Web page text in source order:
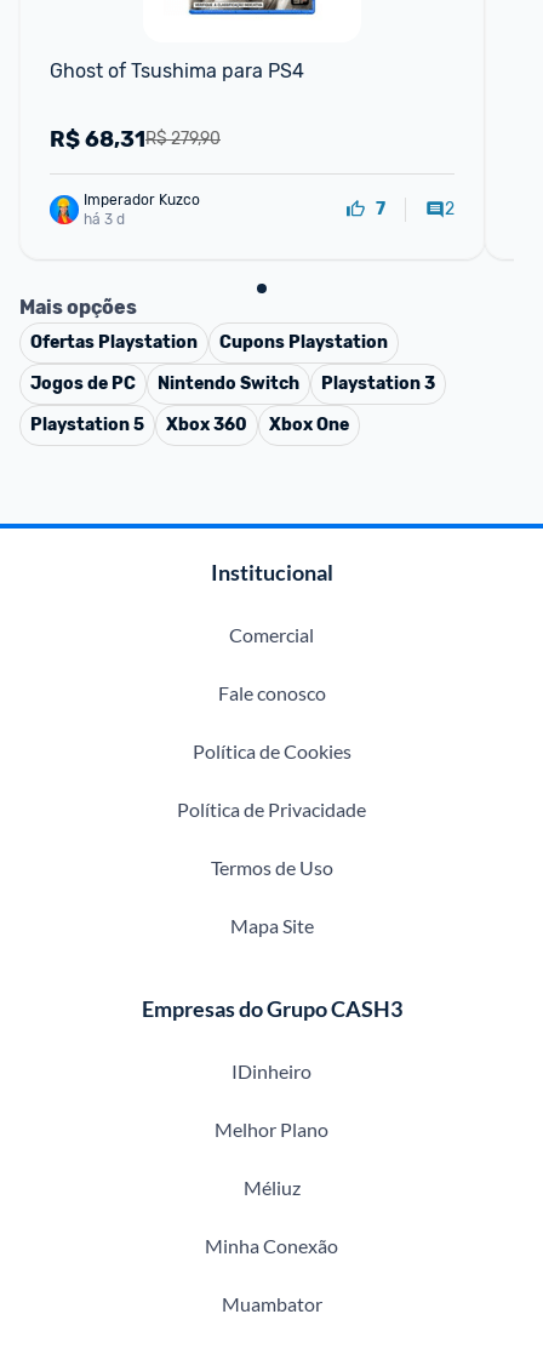
Ghost of Tsushima para PS4
R$ 279,90
R$68,31
Imperador Kuzco
há 3 d
7 2
Mais opções
Ofertas Playstation Cupons Playstation
Jogos de PC
Nintendo Switch
Playstation 3
Playstation 5
Xbox 360 Xbox One
Institucional
Comercial
Fale conosco
Política de Cookies
Política de Privacidade
Termos de Uso
Mapa Site
Empresas do Grupo CASH3
IDinheiro
Melhor Plano
Méliuz
Minha Conexão
Muambator